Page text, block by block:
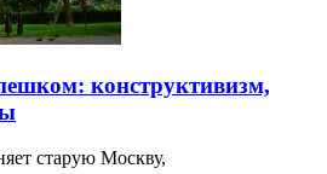
конструктивизм,
старую Москву,